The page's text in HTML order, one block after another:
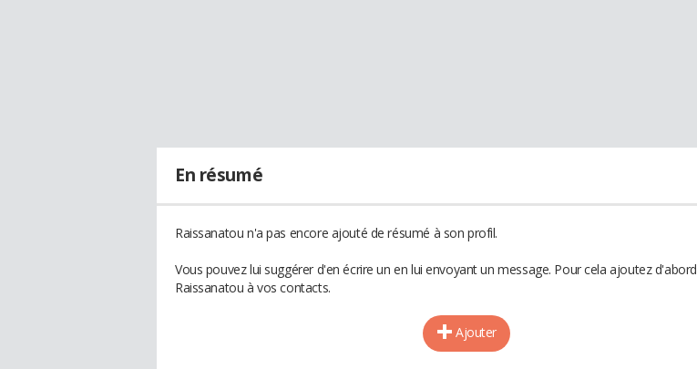
En résumé
Raissanatou n'a pas encore ajouté de résumé à son profil.
Vous pouvez lui suggérer d'en écrire un en lui envoyant un message. Pour cela ajoutez d'abord
Raissanatou à vos contacts.
Ajouter